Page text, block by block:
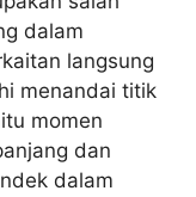
dalam
langsung
menandai titik
momen
dan
dalam